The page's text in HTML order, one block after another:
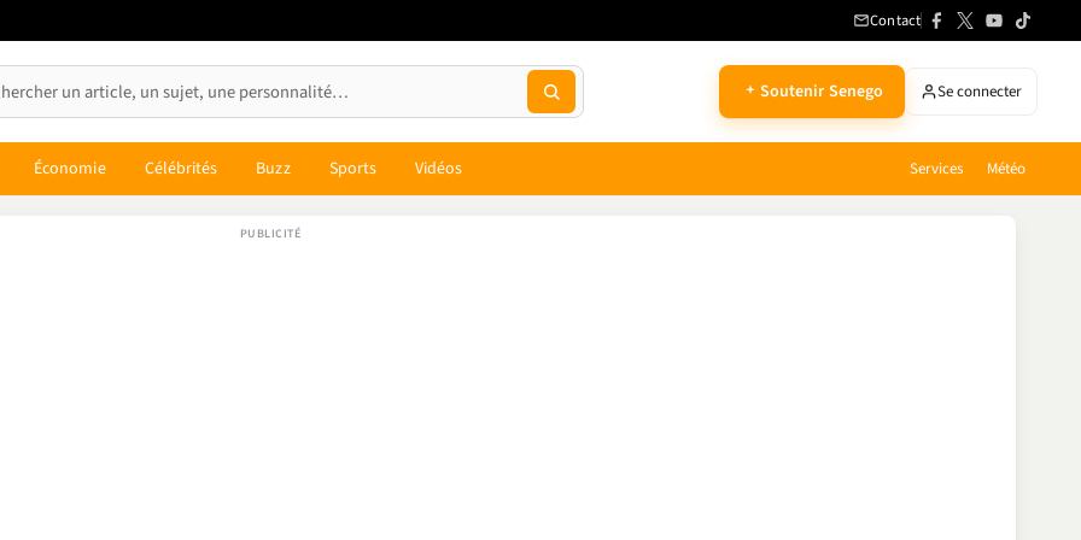
Contact
Soutenir Senego Se connecter
Économie Célébrités Buzz Sports Vidéos Services Météo